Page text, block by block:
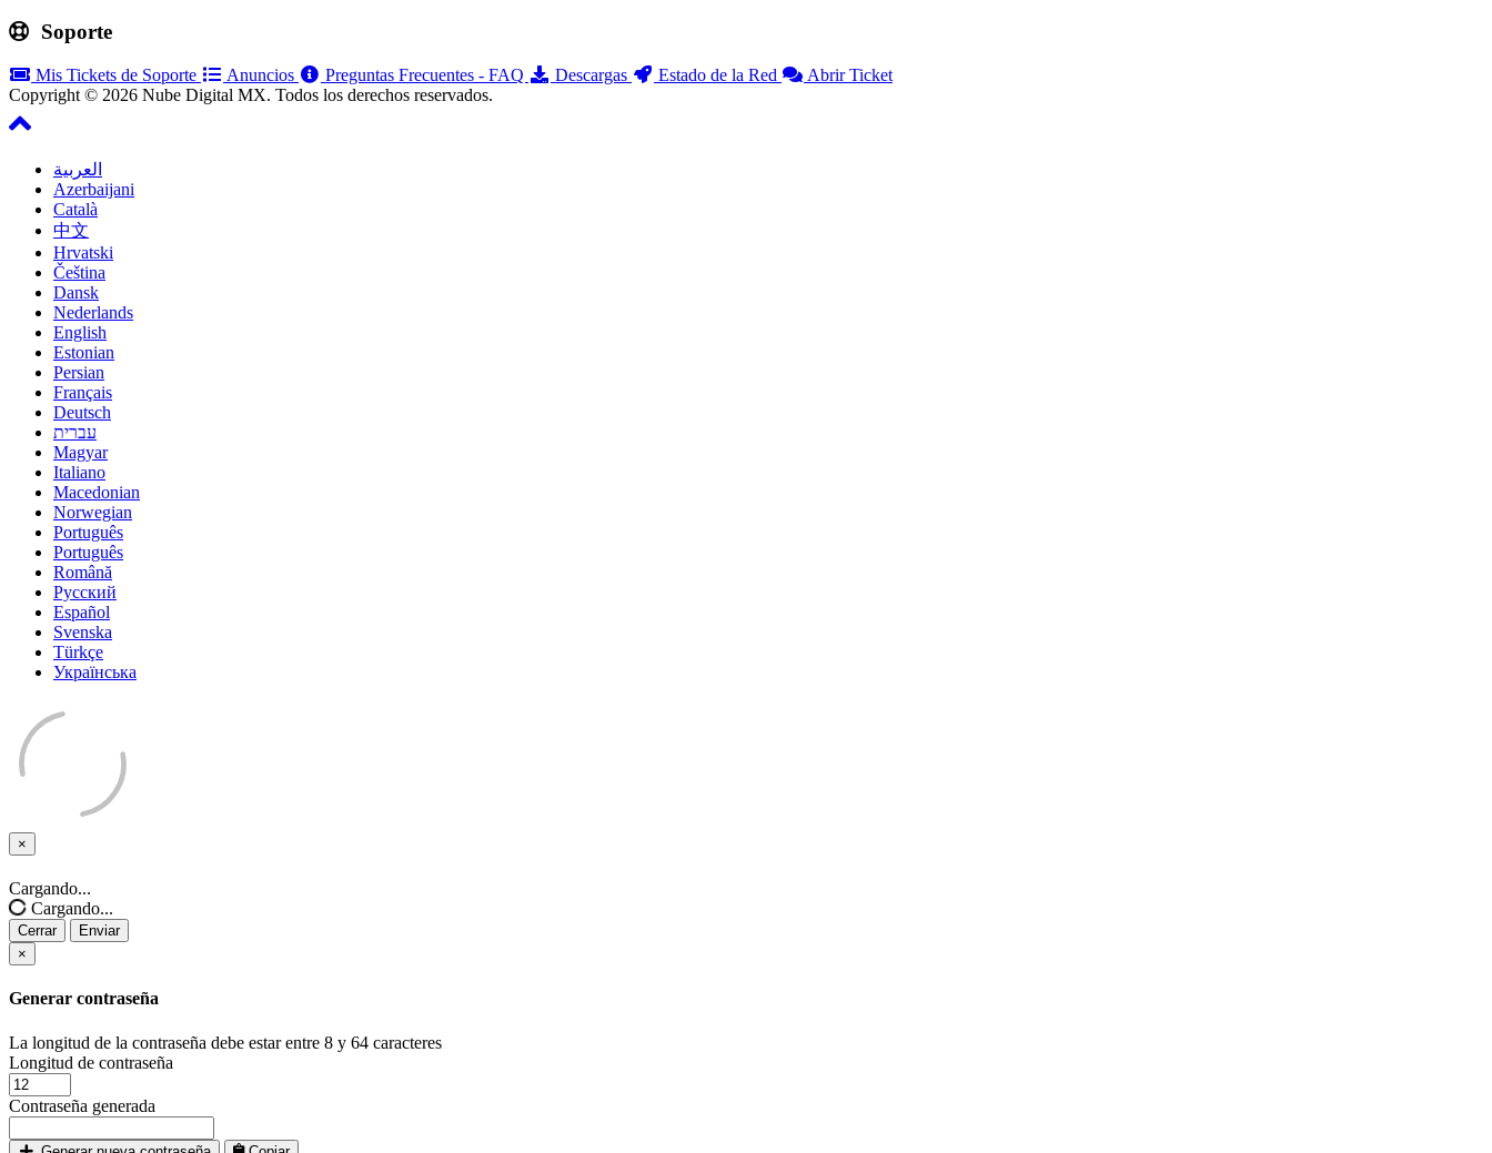
Soporte
Mis Tickets de Soporte Anuncios Preguntas Frecuentes - FAQ Descargas Estado de la Red
Abrir Ticket
Copyright © 2026 Nube Digital MX. Todos los derechos reservados.
العربية
Azerbaijani
Català
中文
Hrvatski
Čeština
Dansk
Nederlands
English
Estonian
Persian
Français
Deutsch
עברית
Magyar
Italiano
Macedonian
Norwegian
Português
Português
Română
Русский
Español
Svenska
Türkçe
Українська
×
Cerrar
Cargando...
Cargando...
Cerrar
Enviar
×
Generar contraseña
La longitud de la contraseña debe estar entre 8 y 64 caracteres
Longitud de contraseña
Contraseña generada